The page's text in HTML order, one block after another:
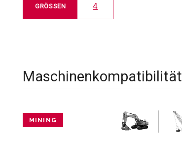
GRÖSSEN 4
Maschinenkompatibilität
MINING